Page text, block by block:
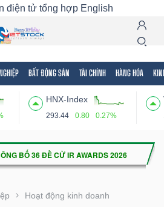
điện tử tổng hợp English
BẤT ĐỘNG SẢN TÀI CHÍNH HÀNG HÓA
HNX-Index
293.44 0.80 0.27%
Hoạt động kinh doanh
Ngành Mã chứng khoán